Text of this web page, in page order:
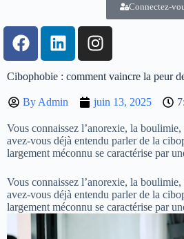
Connectez-
Cibophobie : comment vaincre la peur
ByAdmin juin 13, 2025
Vous connaissez l’anorexie, la
avez-vous déjà entendu parler de la
largement méconnu se caractérise par
Vous connaissez l’anorexie, la
avez-vous déjà entendu parler de la
largement méconnu se caractérise par